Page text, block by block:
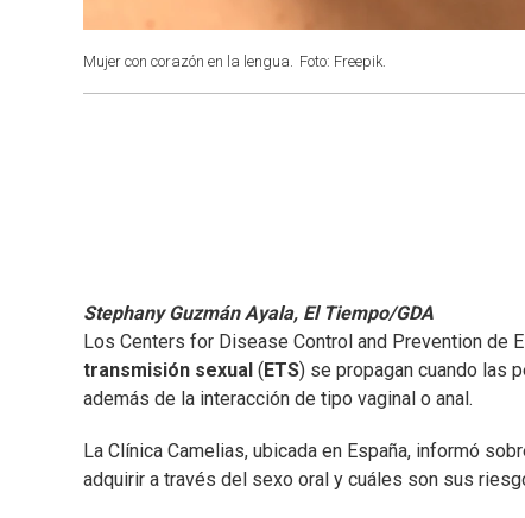
Mujer con corazón en la lengua. Foto: Freepik.
Stephany Guzmán Ayala, El Tiempo/GDA
Los Centers for Disease Control and Prevention de
transmisión sexual ( ETS) se propagan cuando las
además de la interacción de tipo vaginal o anal.
La Clínica Camelias, ubicada en España, informó
adquirir a través del sexo oral y cuáles son sus